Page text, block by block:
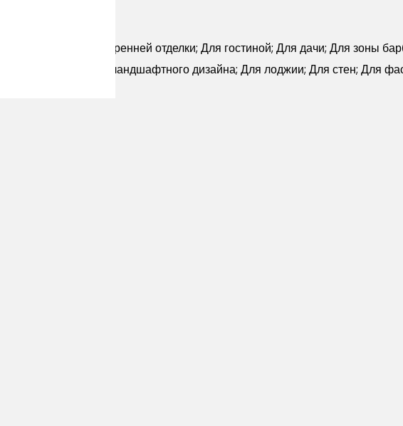
отделки; Для внутренней отделки; Для гостиной; Для дачи; Для зоны
Для кухни; Для ландшафтного дизайна; Для лоджии; Для стен; Для